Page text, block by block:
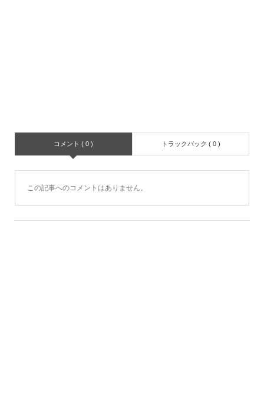
コメント ( 0 ) トラックバック ( 0 )
この記事へのコメントはありません。